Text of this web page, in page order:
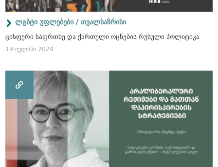
ლგბტი უფლებები / თვალსაზრისი
ცისფერი საფრთხე და ქართული ოცნების რუსული პოლიტიკა
19 ივლისი 2024